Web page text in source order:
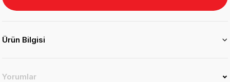
Ürün Bilgisi
Yorumlar